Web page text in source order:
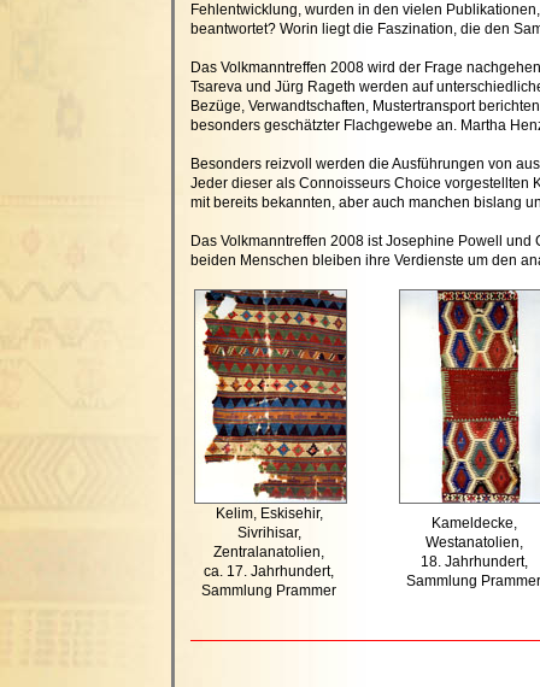
Fehlentwicklung, wurden in den vielen
beantwortet? Worin liegt die Faszination, die den
Das Volkmanntreffen 2008 wird der Frage
Tsareva und Jürg Rageth werden auf
Bezüge, Verwandtschaften, Mustertransport
besonders geschätzter Flachgewebe an. Martha
Besonders reizvoll werden die Ausführungen von
Jeder dieser als Connoisseurs Choice vorgestellten
mit bereits bekannten, aber auch manchen bislang
Das Volkmanntreffen 2008 ist Josephine Powell
beiden Menschen bleiben ihre Verdienste um den
Kelim, Eskisehir,
Sivrihisar,
Zentralanatolien,
ca. 17. Jahrhundert,
Sammlung Prammer
Kameldecke,
Westanatolien,
18. Jahrhundert,
Sammlung Prammer